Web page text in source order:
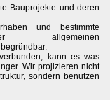
Bauprojekte und deren
und bestimmte
allgemeinen
kann es was
Wir projizieren nicht
sondern benutzen